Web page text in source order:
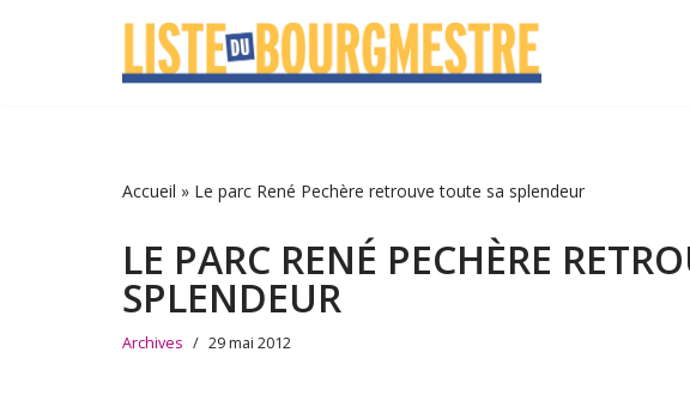
Accueil » Le parc René Pechère retrouve toute sa splendeur
LE PARC RENÉ PECHÈRE
SPLENDEUR
Archives 29 mai 2012